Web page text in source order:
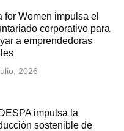
for Women impulsa el
corporativo para
a emprendedoras
2026
impulsa la
sostenible de